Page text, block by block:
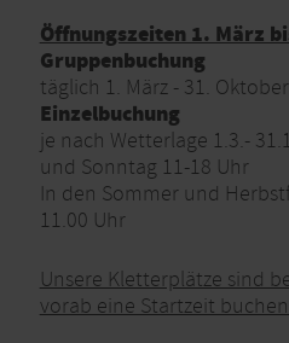
Öffnungszeiten 1. März
Gruppenbuchung
täglich 1. März - 31.
Einzelbuchung
je nach Wetterlage 1.3.-
und Sonntag 11-18 Uhr
In den Sommer und
11.00 Uhr
Unsere Kletterplätze sind
vorab eine Startzeit